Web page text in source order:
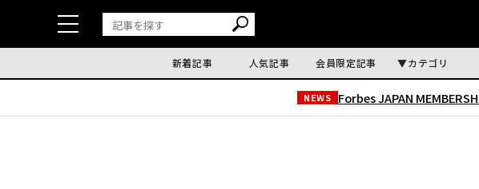
新着記事 人気記事 会員限定記事 カテゴリ
NEWS Forbes JAPAN